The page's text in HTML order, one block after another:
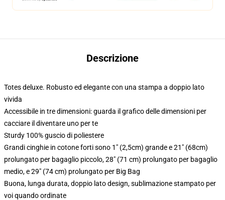
Descrizione
Totes deluxe. Robusto ed elegante con una stampa a doppio lato
vivida
Accessibile in tre dimensioni: guarda il grafico delle dimensioni per
cacciare il diventare uno per te
Sturdy 100% guscio di poliestere
Grandi cinghie in cotone forti sono 1" (2,5cm) grande e 21" (68cm)
prolungato per bagaglio piccolo, 28" (71 cm) prolungato per bagaglio
medio, e 29" (74 cm) prolungato per Big Bag
Buona, lunga durata, doppio lato design, sublimazione stampato per
voi quando ordinate